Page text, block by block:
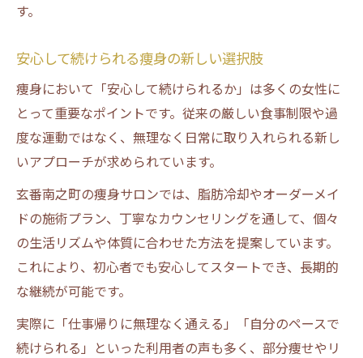
す。
安心して続けられる痩身の新しい選択肢
痩身において「安心して続けられるか」は多くの女性に
とって重要なポイントです。従来の厳しい食事制限や過
度な運動ではなく、無理なく日常に取り入れられる新し
いアプローチが求められています。
玄番南之町の痩身サロンでは、脂肪冷却やオーダーメイ
ドの施術プラン、丁寧なカウンセリングを通して、個々
の生活リズムや体質に合わせた方法を提案しています。
これにより、初心者でも安心してスタートでき、長期的
な継続が可能です。
実際に「仕事帰りに無理なく通える」「自分のペースで
続けられる」といった利用者の声も多く、部分痩せやリ